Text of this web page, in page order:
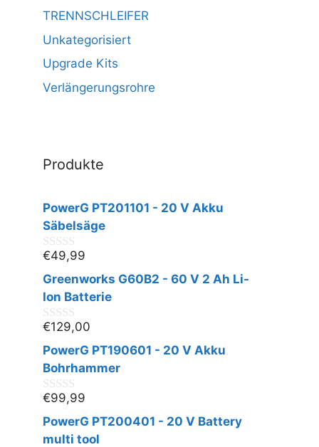
TRENNSCHLEIFER
Unkategorisiert
Upgrade Kits
Verlängerungsrohre
Produkte
PowerG PT201101 - 20 V Akku
Säbelsäge
0
v
o
n
€49,99
Greenworks G60B2 - 60 V 2 Ah Li-
Ion Batterie
0
v
o
n
€129,00
PowerG PT190601 - 20 V Akku
Bohrhammer
0
v
o
n
€99,99
PowerG PT200401 - 20 V Battery
multi tool